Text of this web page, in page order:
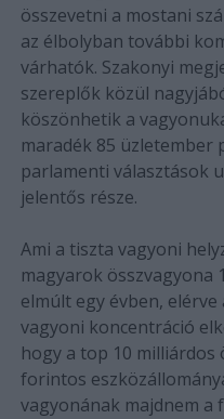
összevetni a mostani
az élbolyban további
várhatók. Szakonyi
szereplők közül
köszönhetik a
maradék 85 üzletember
parlamenti választások
jelentős része.
Ami a tiszta vagyoni
magyarok összvagyona
elmúlt egy évben, elérve
vagyoni koncentráció
hogy a top 10 milliárdos
forintos
vagyonának majdnem a